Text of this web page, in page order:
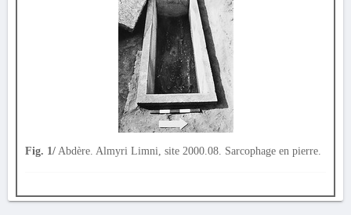
Fig. 1/ Abdère. Almyri Limni, site 2000.08. Sarcophage en pierre.